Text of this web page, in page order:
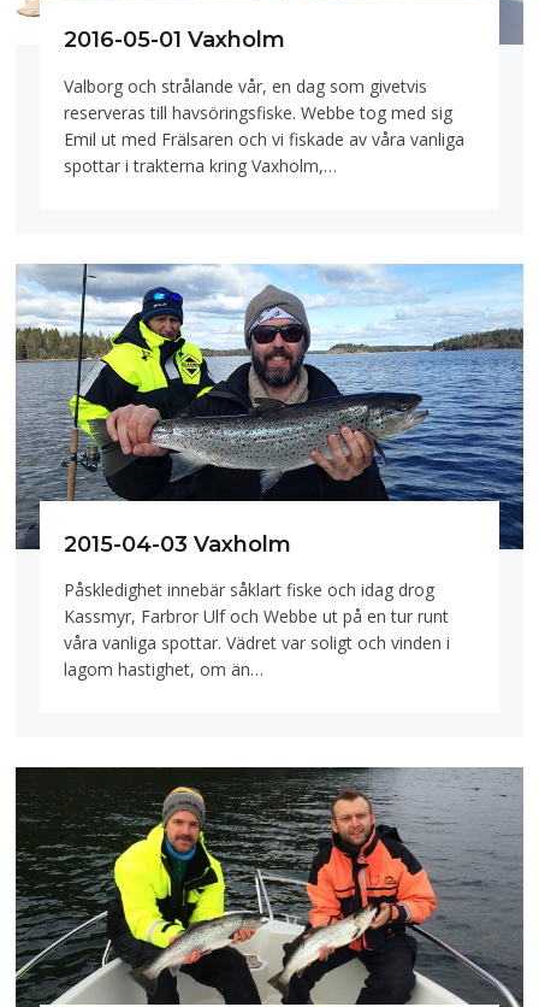
2016-05-01 Vaxholm
Valborg och strålande vår, en dag som givetvis
reserveras till havsöringsfiske. Webbe tog med sig
Emil ut med Frälsaren och vi fiskade av våra vanliga
spottar i trakterna kring Vaxholm,…
2015-04-03 Vaxholm
Påskledighet innebär såklart fiske och idag drog
Kassmyr, Farbror Ulf och Webbe ut på en tur runt
våra vanliga spottar. Vädret var soligt och vinden i
lagom hastighet, om än…